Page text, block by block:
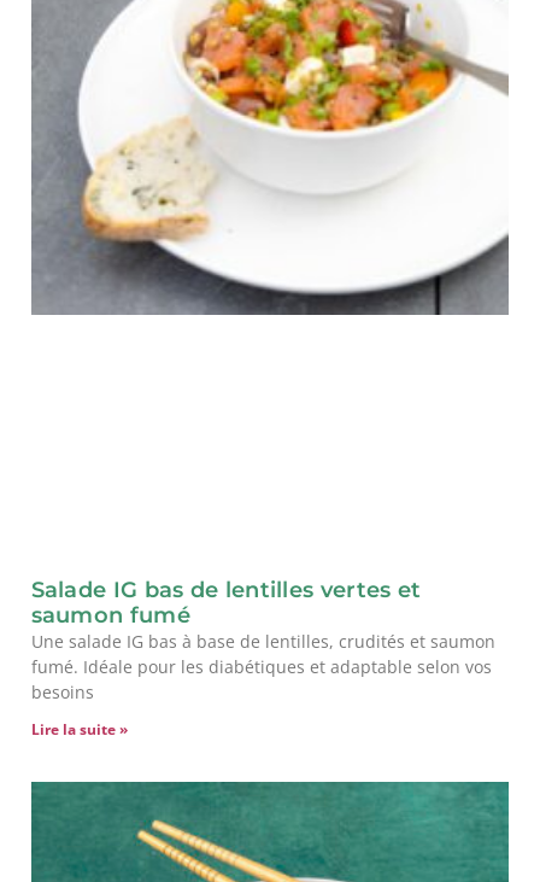
Salade IG bas de lentilles vertes et
saumon fumé
Une salade IG bas à base de lentilles, crudités et saumon
fumé. Idéale pour les diabétiques et adaptable selon vos
besoins
Lire la suite »